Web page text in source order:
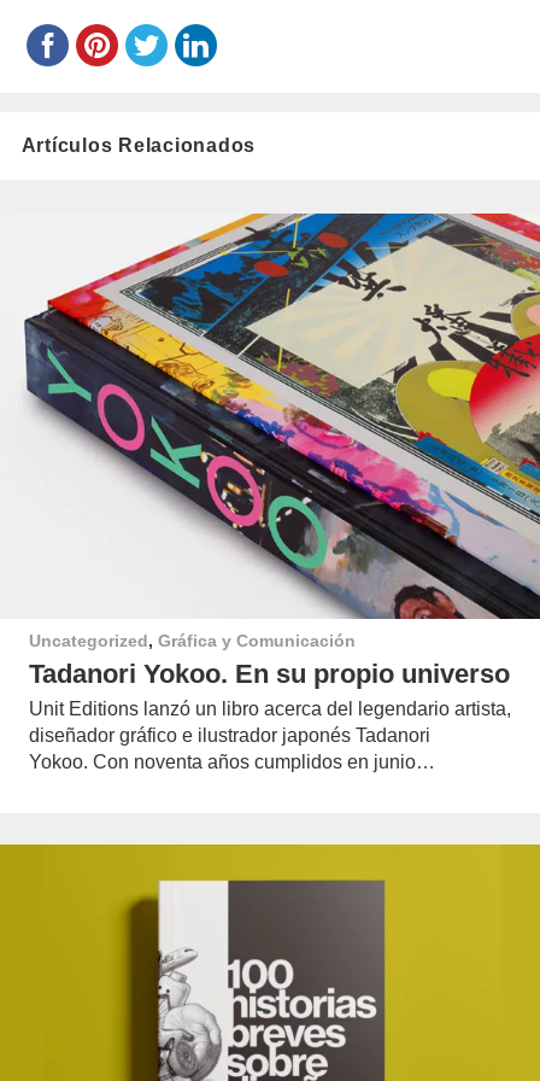
Artículos Relacionados
Uncategorized, Gráfica y Comunicación
Tadanori Yokoo. En su propio universo
Unit Editions lanzó un libro acerca del legendario artista,
diseñador gráfico e ilustrador japonés Tadanori
Yokoo. Con noventa años cumplidos en junio…